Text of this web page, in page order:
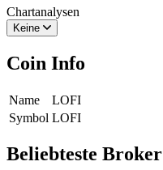
Chartanalysen
Keine
Coin Info
Name
LOFI
Symbol LOFI
Beliebteste Broker